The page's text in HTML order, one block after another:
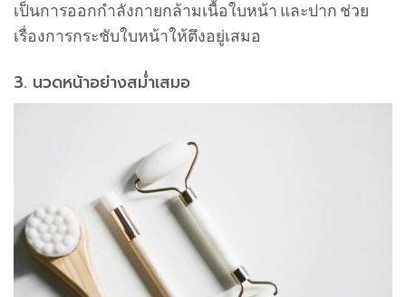
เป็นการออกกำลังกายกล้ามเนื้อใบหน้า และปาก ช่วย
เรื่องการกระชับใบหน้าให้ตึงอยู่เสมอ
3. นวดหน้าอย่างสม่ำเสมอ